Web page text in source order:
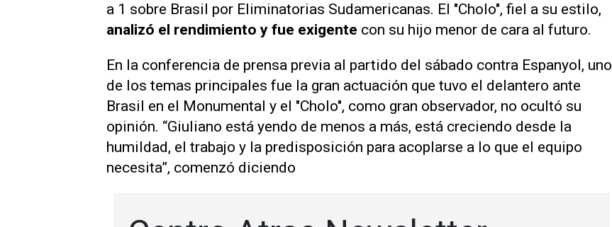
a 1 sobre Brasil por Eliminatorias Sudamericanas. El "Cholo", fiel a su estilo,
analizó el rendimiento y fue exigente con su hijo menor de cara al futuro.
En la conferencia de prensa previa al partido del sábado contra Espanyol, uno
de los temas principales fue la gran actuación que tuvo el delantero ante
Brasil en el Monumental y el "Cholo", como gran observador, no ocultó su
opinión. “Giuliano está yendo de menos a más, está creciendo desde la
humildad, el trabajo y la predisposición para acoplarse a lo que el equipo
necesita”, comenzó diciendo